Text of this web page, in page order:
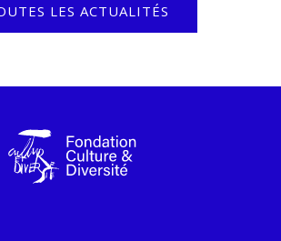
LES ACTUALITÉS